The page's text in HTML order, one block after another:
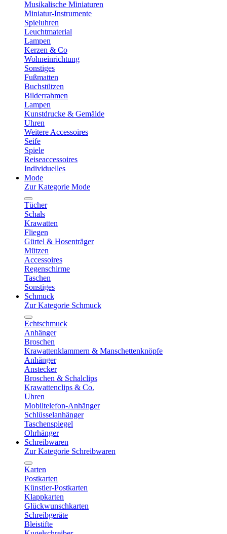
Musikalische Miniaturen
Miniatur-Instrumente
Spieluhren
Leuchtmaterial
Lampen
Kerzen & Co
Wohneinrichtung
Sonstiges
Fußmatten
Buchstützen
Bilderrahmen
Lampen
Kunstdrucke & Gemälde
Uhren
Weitere Accessoires
Seife
Spiele
Reiseaccessoires
Individuelles
Mode
Zur Kategorie Mode
Tücher
Schals
Krawatten
Fliegen
Gürtel & Hosenträger
Mützen
Accessoires
Regenschirme
Taschen
Sonstiges
Schmuck
Zur Kategorie Schmuck
Echtschmuck
Anhänger
Broschen
Krawattenklammern & Manschettenknöpfe
Anhänger
Anstecker
Broschen & Schalclips
Krawattenclips & Co.
Uhren
Mobiltelefon-Anhänger
Schlüsselanhänger
Taschenspiegel
Ohrhänger
Schreibwaren
Zur Kategorie Schreibwaren
Karten
Postkarten
Künstler-Postkarten
Klappkarten
Glückwunschkarten
Schreibgeräte
Bleistifte